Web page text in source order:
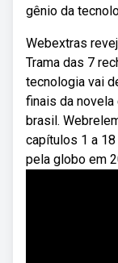
gênio da
Webextras
Trama das 7
tecnologia vai
finais da novela
brasil.
capítulos 1 a 18
pela globo em